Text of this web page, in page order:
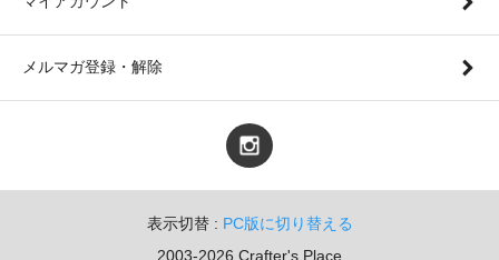
メルマガ登録・解除
表示切替 : PC版に切り替える
2003-2026 Crafter's Place